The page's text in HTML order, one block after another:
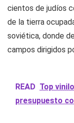
cientos de judíos
de la tierra
soviética, donde
campos dirigidos
READ Top
presupuesto